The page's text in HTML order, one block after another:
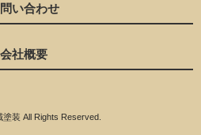
い合わせ
会社概要
装 All Rights Reserved.